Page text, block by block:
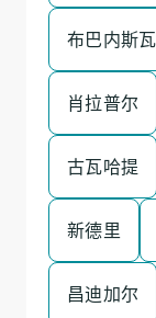
布巴内斯
肖拉普尔
古瓦哈提
新德里
昌迪加尔